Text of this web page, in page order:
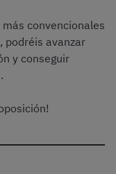
más convencionales
, podréis avanzar
y conseguir